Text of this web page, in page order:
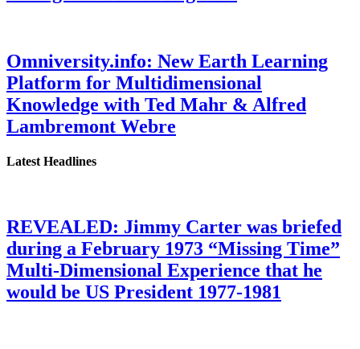
Omniversity.info: New Earth Learning
Platform for Multidimensional
Knowledge with Ted Mahr & Alfred
Lambremont Webre
Latest Headlines
REVEALED: Jimmy Carter was briefed
during a February 1973 “Missing Time”
Multi-Dimensional Experience that he
would be US President 1977-1981